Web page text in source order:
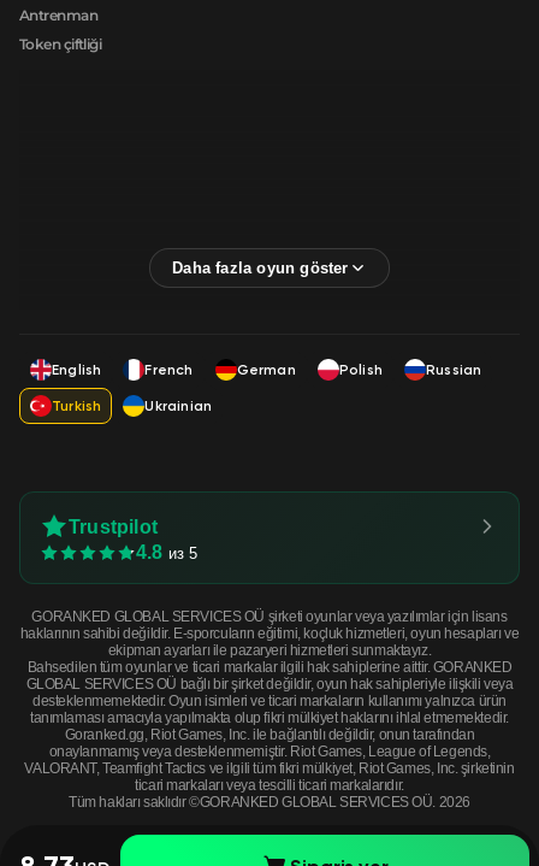
Antrenman
Token çiftliği
English French German Polish
Russian
Turkish
Ukrainian
Trustpilot
4.8 из 5
GORANKED GLOBAL SERVICES OÜ şirketi oyunlar veya yazılımlar için lisans
haklarının sahibi değildir. E-sporcuların eğitimi, koçluk hizmetleri, oyun hesapları ve
ekipman ayarları ile pazaryeri hizmetleri sunmaktayız.
Bahsedilen tüm oyunlar ve ticari markalar ilgili hak sahiplerine aittir. GORANKED
GLOBAL SERVICES OÜ bağlı bir şirket değildir, oyun hak sahipleriyle ilişkili veya
desteklenmemektedir. Oyun isimleri ve ticari markaların kullanımı yalnızca ürün
tanımlaması amacıyla yapılmakta olup fikri mülkiyet haklarını ihlal etmemektedir.
Goranked.gg, Riot Games, Inc. ile bağlantılı değildir, onun tarafından
onaylanmamış veya desteklenmemiştir. Riot Games, League of Legends,
VALORANT, Teamfight Tactics ve ilgili tüm fikri mülkiyet, Riot Games, Inc. şirketinin
ticari markaları veya tescilli ticari markalarıdır.
Tüm hakları saklıdır ©GORANKED GLOBAL SERVICES OÜ. 2026